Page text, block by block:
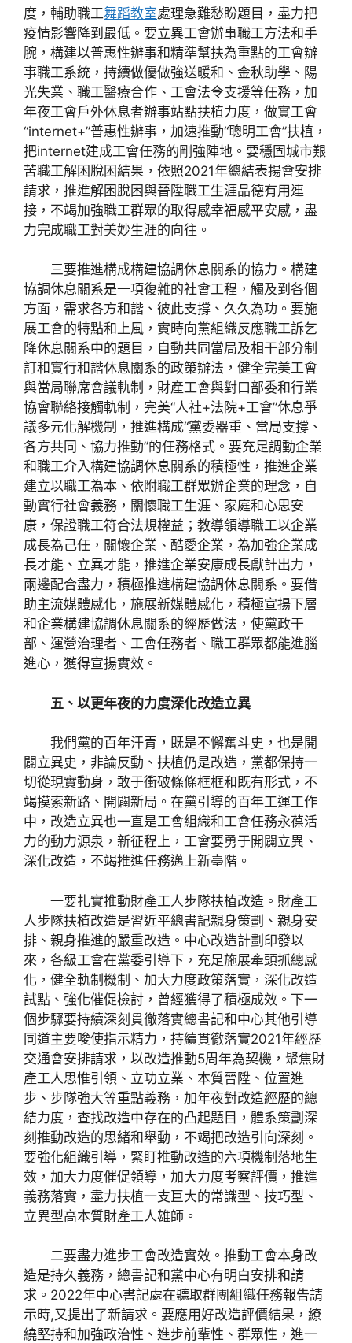
度，輔助職工舞蹈教室處理急難愁盼題目，盡力把
疫情影響降到最低。要立異工會辦事職工方法和手
腕，構建以普惠性辦事和精準幫扶為重點的工會辦
事職工系統，持續做優做強送暖和、金秋助學、陽
光失業、職工醫療合作、工會法令支援等任務，加
年夜工會戶外休息者辦事站點扶植力度，做實工會
“internet+”普惠性辦事，加速推動“聰明工會”扶植，
把internet建成工會任務的剛強陣地。要穩固城市艱
苦職工解困脫困結果，依照2021年總結表揚會安排
請求，推進解困脫困與晉陞職工生涯品德有用連
接，不竭加強職工群眾的取得感幸福感平安感，盡
力完成職工對美妙生涯的向往。
三要推進構成構建協調休息關系的協力。構建
協調休息關系是一項復雜的社會工程，觸及到各個
方面，需求各方和諧、彼此支撐、久久為功。要施
展工會的特點和上風，實時向黨組織反應職工訴乞
降休息關系中的題目，自動共同當局及相干部分制
訂和實行和諧休息關系的政策辦法，健全完美工會
與當局聯席會議軌制，財產工會與對口部委和行業
協會聯絡接觸軌制，完美“人社+法院+工會”休息爭
議多元化解機制，推進構成“黨委器重、當局支撐、
各方共同、協力推動”的任務格式。要充足調動企業
和職工介入構建協調休息關系的積極性，推進企業
建立以職工為本、依附職工群眾辦企業的理念，自
動實行社會義務，關懷職工生涯、家庭和心思安
康，保證職工符合法規權益；教導領導職工以企業
成長為己任，關懷企業、酷愛企業，為加強企業成
長才能、立異才能，推進企業安康成長獻計出力，
兩邊配合盡力，積極推進構建協調休息關系。要借
助主流媒體感化，施展新媒體感化，積極宣揚下層
和企業構建協調休息關系的經歷做法，使黨政干
部、運營治理者、工會任務者、職工群眾都能進腦
進心，獲得宣揚實效。
五、以更年夜的力度深化改造立異
我們黨的百年汗青，既是不懈奮斗史，也是開
闢立異史，非論反動、扶植仍是改造，黨都保持一
切從現實動身，敢于衝破條條框框和既有形式，不
竭摸索新路、開闢新局。在黨引導的百年工運工作
中，改造立異也一直是工會組織和工會任務永葆活
力的動力源泉，新征程上，工會要勇于開闢立異、
深化改造，不竭推進任務邁上新臺階。
一要扎實推動財產工人步隊扶植改造。財產工
人步隊扶植改造是習近平總書記親身策劃、親身安
排、親身推進的嚴重改造。中心改造計劃印發以
來，各級工會在黨委引導下，充足施展牽頭抓總感
化，健全軌制機制、加大力度政策落實，深化改造
試點、強化催促檢討，曾經獲得了積極成效。下一
個步驟要持續深刻貫徹落實總書記和中心其他引導
同道主要唆使指示精力，持續貫徹落實2021年經歷
交通會安排請求，以改造推動5周年為契機，聚焦財
產工人思惟引領、立功立業、本質晉陞、位置進
步、步隊強大等重點義務，加年夜對改造經歷的總
結力度，查找改造中存在的凸起題目，體系策劃深
刻推動改造的思緒和舉動，不竭把改造引向深刻。
要強化組織引導，緊盯推動改造的六項機制落地生
效，加大力度催促領導，加大力度考察評價，推進
義務落實，盡力扶植一支巨大的常識型、技巧型、
立異型高本質財產工人雄師。
二要盡力進步工會改造實效。推動工會本身改
造是持久義務，總書記和黨中心有明白安排和請
求。2022年中心書記處在聽取群團組織任務報告請
示時,又提出了新請求。要應用好改造評價結果，繚
繞堅持和加強政治性、進步前輩性、群眾性，進一